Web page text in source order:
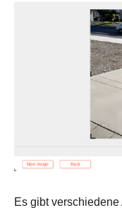
Es gibt